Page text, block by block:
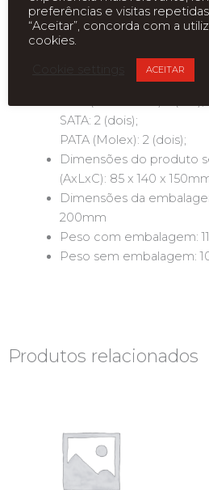
CPU (12V 4 Pinos):
Periféricos 1: XXXmm +
Periféricos 2: XXXmm +
Placa-mãe (ATX 20+4
SATA: 2 (dois);
PATA (Molex): 2 (dois);
Dimensões do produto
(AxLxC): 85 x 140 x
Dimensões da
200mm
Peso com embalagem:
Peso sem embalagem:
Produtos relacionados
preferências e visitas
“Aceitar”, concorda com a
cookies.
ACEITAR